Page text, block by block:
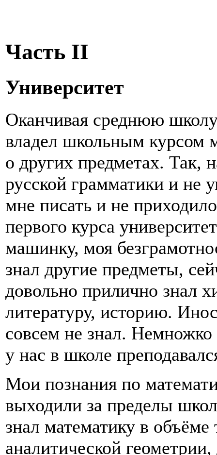
Часть II
Университет
Оканчивая среднюю
владел школьным курсом
о других предметах. Так,
русской грамматики и не
мне писать и не
первого курса
машинку, моя
знал другие предметы,
довольно прилично знал
литературу, историю.
совсем не знал.
у нас в школе
Мои познания по
выходили за пределы
знал математику в
аналитической